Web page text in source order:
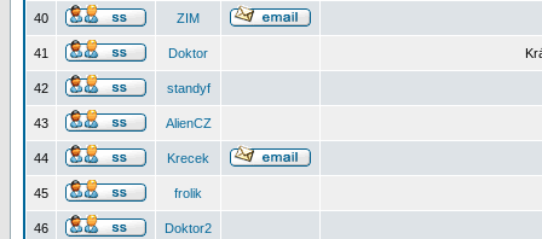
40 ZIM
41 Doktor
42 standyf
43 AlienCZ
44 Krecek
45 frolik
46 Doktor2